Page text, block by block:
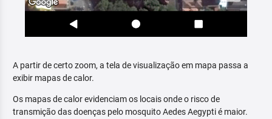
A partir de certo zoom, a tela de visualização em mapa passa a
exibir mapas de calor.
Os mapas de calor evidenciam os locais onde o risco de
transmição das doenças pelo mosquito Aedes Aegypti é maior.